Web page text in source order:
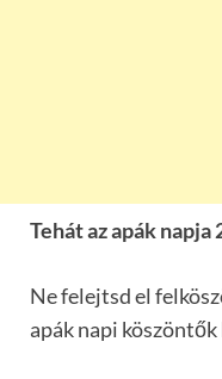
Tehát az apák
Ne felejtsd el
apák napi köszöntők